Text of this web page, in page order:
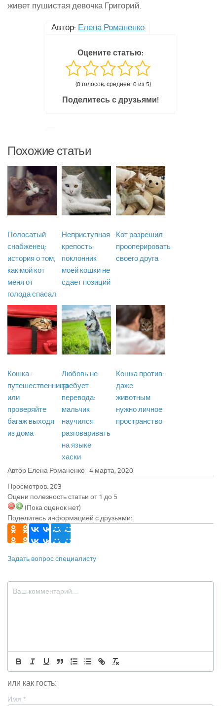
живет пушистая девочка Григорий.
Автор: Елена Романенко
Оцените статью:
(0 голосов, среднее: 0 из 5)
Поделитесь с друзьями!
Похожие статьи
Полосатый
снабженец:
история о том,
как мой кот
меня от
голода спасал
Неприступная
крепость:
поклонник
моей кошки не
сдает позиций
Кот разрешил
прооперировать
своего друга
Кошка-
путешественница
или
проверяйте
багаж выходя
из дома
Любовь не
требует
перевода:
мальчик
научился
разговаривать
на языке
хаски
Кошка против:
даже
животным
нужно личное
пространство
Автор Елена Романенко ·
Просмотров: 203
Оцени полезность статьи от 1 до 5
(Пока оценок нет)
Поделитесь информацией с друзьями:
Задать вопрос специалисту
или как гость:
Имя *